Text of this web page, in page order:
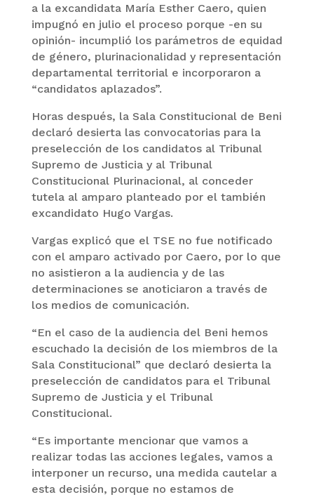
a la excandidata María Esther Caero, quien
impugnó en julio el proceso porque -en su
opinión- incumplió los parámetros de equidad
de género, plurinacionalidad y representación
departamental territorial e incorporaron a
“candidatos aplazados”.
Horas después, la Sala Constitucional de Beni
declaró desierta las convocatorias para la
preselección de los candidatos al Tribunal
Supremo de Justicia y al Tribunal
Constitucional Plurinacional, al conceder
tutela al amparo planteado por el también
excandidato Hugo Vargas.
Vargas explicó que el TSE no fue notificado
con el amparo activado por Caero, por lo que
no asistieron a la audiencia y de las
determinaciones se anoticiaron a través de
los medios de comunicación.
“En el caso de la audiencia del Beni hemos
escuchado la decisión de los miembros de la
Sala Constitucional” que declaró desierta la
preselección de candidatos para el Tribunal
Supremo de Justicia y el Tribunal
Constitucional.
“Es importante mencionar que vamos a
realizar todas las acciones legales, vamos a
interponer un recurso, una medida cautelar a
esta decisión, porque no estamos de